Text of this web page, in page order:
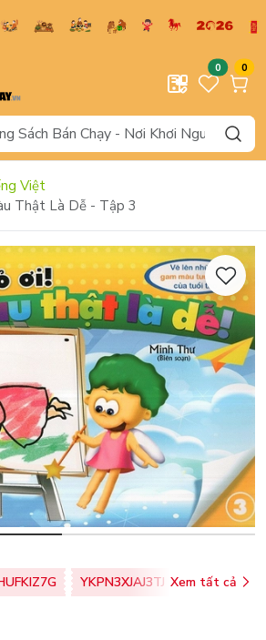
0 0
Việt
Thật Là Dễ - Tập 3
YKPN3XJAJ3TJ Xem tất cả